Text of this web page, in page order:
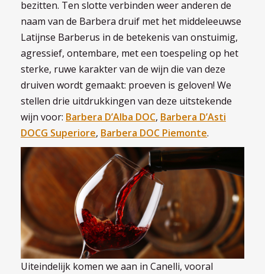
bezitten. Ten slotte verbinden weer anderen de
naam van de Barbera druif met het middeleeuwse
Latijnse Barberus in de betekenis van onstuimig,
agressief, ontembare, met een toespeling op het
sterke, ruwe karakter van de wijn die van deze
druiven wordt gemaakt: proeven is geloven! We
stellen drie uitdrukkingen van deze uitstekende
wijn voor: Barbera D’Alba DOC, Barbera D’Asti
DOCG Superiore, Barbera DOC Piemonte.
Uiteindelijk komen we aan in Canelli, vooral